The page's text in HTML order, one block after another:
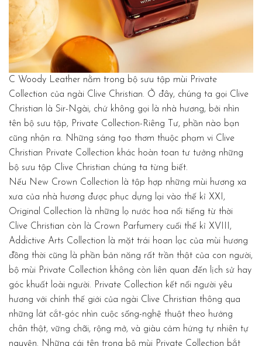
C Woody Leather nằm trong bộ sưu tập mùi Private
Collection của ngài Clive Christian. Ở đây, chúng ta gọi Clive
Christian là Sir-Ngài, chứ không gọi là nhà hương, bởi nhìn
tên bộ sưu tập, Private Collection-Riêng Tư, phần nào bạn
cũng nhận ra. Những sáng tạo thơm thuộc phạm vi Clive
Christian Private Collection khác hoàn toan tư tưởng những
bộ sưu tập Clive Christian chúng ta từng biết.
Nếu New Crown Collection là tập hợp những mùi hương xa
xưa của nhà hương được phục dựng lại vào thế kỉ XXI,
Original Collection là những lọ nước hoa nổi tiếng từ thời
Clive Christian còn là Crown Parfumery cuối thế kỉ XVIII,
Addictive Arts Collection là mặt trái hoan lạc của mùi hương
đồng thời cũng là phần bản năng rất trần thật của con người,
bộ mùi Private Collection không còn liên quan đến lịch sử hay
góc khuất loài người. Private Collection kết nối người yêu
hương với chính thế giới của ngài Clive Christian thông qua
những lát cắt-góc nhìn cuộc sống-nghệ thuật theo hướng
chân thật, vững chãi, rộng mở, và giàu cảm hứng tự nhiên tự
nguyện. Những cái tên trong bộ mùi Private Collection bắt